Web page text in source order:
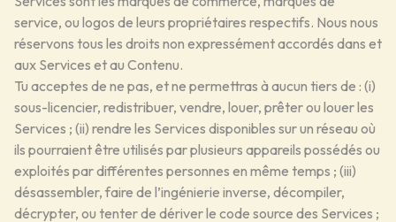
service, ou logos de leurs propriétaires respectifs. Nous nous
réservons tous les droits non expressément accordés dans et
aux Services et au Contenu.
Tu acceptes de ne pas, et ne permettras à aucun tiers de : (i)
sous-licencier, redistribuer, vendre, louer, prêter ou louer les
Services ; (ii) rendre les Services disponibles sur un réseau où
ils pourraient être utilisés par plusieurs appareils possédés ou
exploités par différentes personnes en même temps ; (iii)
désassembler, faire de l’ingénierie inverse, décompiler,
décrypter, ou tenter de dériver le code source des Services ;